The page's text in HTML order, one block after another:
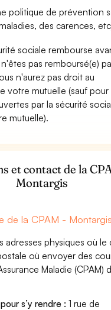
politique de prévention
des carences,
sociale rembourse
pas remboursé(e)
n'aurez pas droit au
votre mutuelle (sauf pour
par la sécurité
mutuelle).
et contact de la
Montargis
de la CPAM - Montargis
adresses physiques où le
où envoyer des
Maladie (CPAM)
s’y rendre :1 rue de